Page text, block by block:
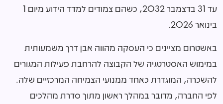
עד 31 בדצמבר 2032, כשהם צמודים למדד הידוע מיום 1
בינואר 2026.
באשטרום מציינים כי העסקה מהווה אבן דרך משמעותית
במימוש האסטרטגיה של הקבוצה להרחבת פעילות המגורים
להשכרה, המוגדרת כאחד ממנועי הצמיחה המרכזיים שלה.
לפי החברה, מדובר במהלך ראשון מתוך סדרת מהלכים